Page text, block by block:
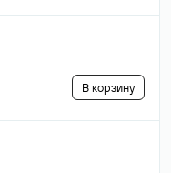
В корзину